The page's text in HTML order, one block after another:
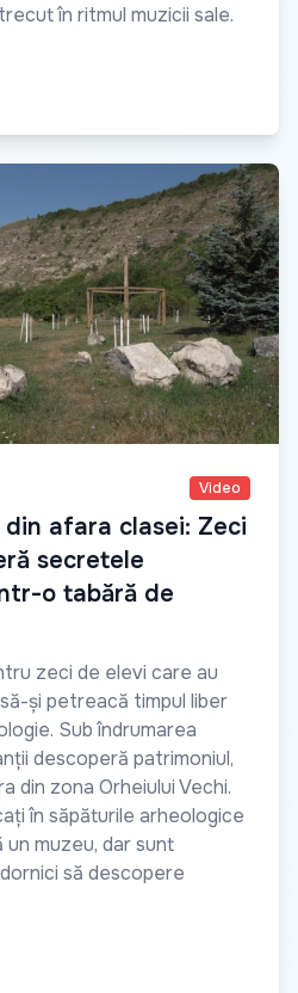
în ritmul muzicii sale.
Video
afara clasei: Zeci
secretele
o tabără de
zeci de elevi care au
și petreacă timpul liber
Sub îndrumarea
descoperă patrimoniul,
din zona Orheiului Vechi.
în săpăturile arheologice
muzeu, dar sunt
să descopere